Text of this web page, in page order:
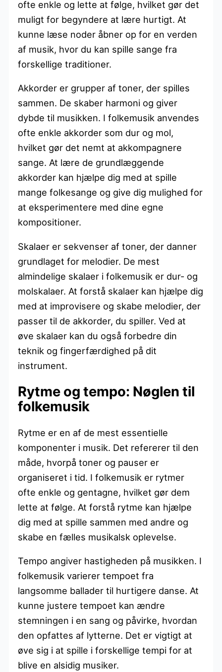
ofte enkle og lette at følge, hvilket gør det
muligt for begyndere at lære hurtigt. At
kunne læse noder åbner op for en verden
af musik, hvor du kan spille sange fra
forskellige traditioner.
Akkorder er grupper af toner, der spilles
sammen. De skaber harmoni og giver
dybde til musikken. I folkemusik anvendes
ofte enkle akkorder som dur og mol,
hvilket gør det nemt at akkompagnere
sange. At lære de grundlæggende
akkorder kan hjælpe dig med at spille
mange folkesange og give dig mulighed for
at eksperimentere med dine egne
kompositioner.
Skalaer er sekvenser af toner, der danner
grundlaget for melodier. De mest
almindelige skalaer i folkemusik er dur- og
molskalaer. At forstå skalaer kan hjælpe dig
med at improvisere og skabe melodier, der
passer til de akkorder, du spiller. Ved at
øve skalaer kan du også forbedre din
teknik og fingerfærdighed på dit
instrument.
Rytme og tempo: Nøglen til
folkemusik
Rytme er en af de mest essentielle
komponenter i musik. Det refererer til den
måde, hvorpå toner og pauser er
organiseret i tid. I folkemusik er rytmer
ofte enkle og gentagne, hvilket gør dem
lette at følge. At forstå rytme kan hjælpe
dig med at spille sammen med andre og
skabe en fælles musikalsk oplevelse.
Tempo angiver hastigheden på musikken. I
folkemusik varierer tempoet fra
langsomme ballader til hurtigere danse. At
kunne justere tempoet kan ændre
stemningen i en sang og påvirke, hvordan
den opfattes af lytterne. Det er vigtigt at
øve sig i at spille i forskellige tempi for at
blive en alsidig musiker.